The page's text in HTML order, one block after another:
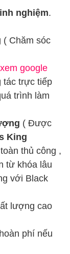
nghiệm.
( Chăm sóc
xem google
tác trực tiếp
trình làm
( Được
King
thủ công ,
từ khóa lâu
với Black
lượng cao
phí nếu